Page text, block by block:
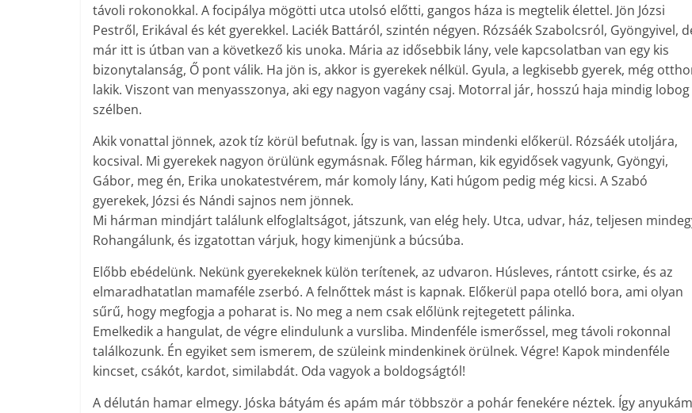
távoli rokonokkal. A focipálya mögötti utca utolsó előtti, gangos háza is megtelik élettel. Jön Józsi
Pestről, Erikával és két gyerekkel. Laciék Battáról, szintén négyen. Rózsáék Szabolcsról, Gyöngyivel,
már itt is útban van a következő kis unoka. Mária az idősebbik lány, vele kapcsolatban van egy kis
bizonytalanság, Ő pont válik. Ha jön is, akkor is gyerekek nélkül. Gyula, a legkisebb gyerek, még
lakik. Viszont van menyasszonya, aki egy nagyon vagány csaj. Motorral jár, hosszú haja mindig lobog
szélben.
Akik vonattal jönnek, azok tíz körül befutnak. Így is van, lassan mindenki előkerül. Rózsáék utoljára,
kocsival. Mi gyerekek nagyon örülünk egymásnak. Főleg hárman, kik egyidősek vagyunk, Gyöngyi,
Gábor, meg én, Erika unokatestvérem, már komoly lány, Kati húgom pedig még kicsi. A Szabó
gyerekek, Józsi és Nándi sajnos nem jönnek.
Mi hárman mindjárt találunk elfoglaltságot, játszunk, van elég hely. Utca, udvar, ház, teljesen
Rohangálunk, és izgatottan várjuk, hogy kimenjünk a búcsúba.
Előbb ebédelünk. Nekünk gyerekeknek külön terítenek, az udvaron. Húsleves, rántott csirke, és az
elmaradhatatlan mamaféle zserbó. A felnőttek mást is kapnak. Előkerül papa otelló bora, ami olyan
sűrű, hogy megfogja a poharat is. No meg a nem csak előlünk rejtegetett pálinka.
Emelkedik a hangulat, de végre elindulunk a vursliba. Mindenféle ismerőssel, meg távoli rokonnal
találkozunk. Én egyiket sem ismerem, de szüleink mindenkinek örülnek. Végre! Kapok mindenféle
kincset, csákót, kardot, similabdát. Oda vagyok a boldogságtól!
A délután hamar elmegy. Jóska bátyám és apám már többször a pohár fenekére néztek. Így anyukám